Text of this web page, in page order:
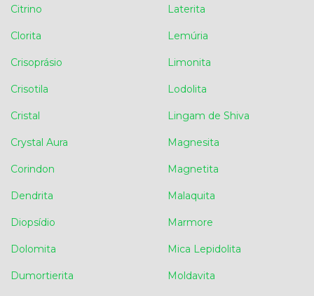
Citrino
Clorita
Crisoprásio
Crisotila
Cristal
Crystal Aura
Corindon
Dendrita
Diopsídio
Dolomita
Dumortierita
Laterita
Lemúria
Limonita
Lodolita
Lingam de Shiva
Magnesita
Magnetita
Malaquita
Marmore
Mica Lepidolita
Moldavita